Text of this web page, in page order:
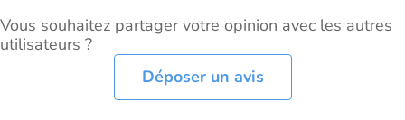
Vous souhaitez partager votre opinion avec les autres
utilisateurs ?
Déposer un avis